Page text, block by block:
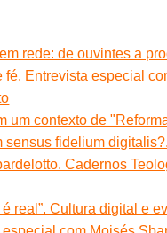
rede: de ouvintes a
fé. Entrevista especial
um contexto de
sensus fidelium
Cadernos
é real”. Cultura digital e